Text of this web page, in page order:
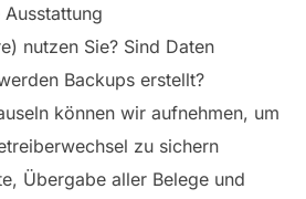
nutzen Sie? Sind Daten
Backups erstellt?
können wir aufnehmen, um
zu sichern
Übergabe aller Belege und